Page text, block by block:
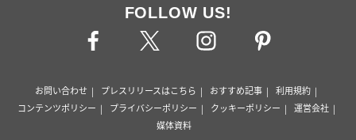
FOLLOW US!
お問い合わせ プレスリリースはこちら おすすめ記事
利用規約
コンテンツポリシー
プライバシーポリシー クッキーポリシー
運営会社
媒体資料